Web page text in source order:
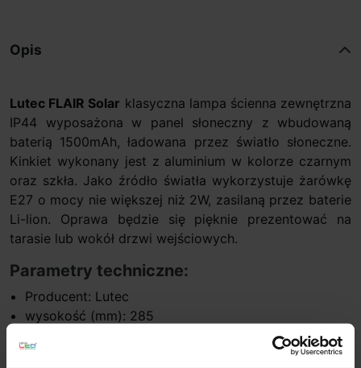
Opis
Lutec FLAIR Solar klasyczna lampa ścienna zewnętrzna
IP44 wyposażona w panel słoneczny z wbudowaną
baterią 1500mAh, ładowana przez światło słoneczne.
Kinkiet wykonany jest z aluminium w kolorze czarnym
oraz szkła. Jako źródło światła wykorzystuje żarówkę
E27 o mocy nie większej niż 2W, zasilaną przez baterie
Li-lion. Oprawa będzie się pięknie prezentować na
tarasie lub wokół drzwi wejściowych.
Parametry techniczne:
Producent: Lutec
wysokość (mm): 285
głębokość (mm): 139